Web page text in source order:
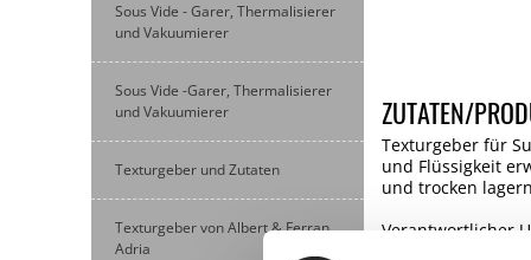
Sous Vide - Garer, Thermalisierer
und Vakuumierer
Sous Vide -Garer, Thermalisierer
und Vakuumierer
Texturgeber und Zutaten
Texturgeber von Albert & Ferran
Adria
ZUTATEN/
Texturgeber für
und Flüssigkeit
und trocken
Verantwortlicher